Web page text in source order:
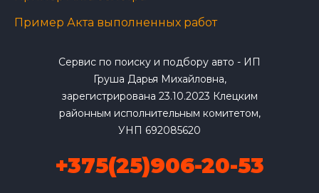
Пример Акта выполненных работ
Сервис по поиску и подбору авто - ИП
Груша Дарья Михайловна,
зарегистрирована 23.10.2023 Клецким
районным исполнительным комитетом,
УНП 692085620
+375(25)906-20-53